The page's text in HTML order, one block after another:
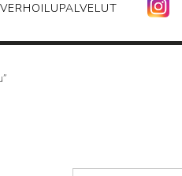
VERHOILUPALVELUT